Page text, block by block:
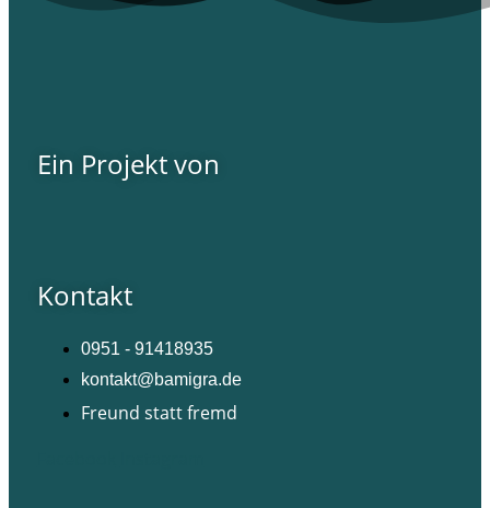
Ein Projekt von
Kontakt
0951 - 91418935
kontakt@bamigra.de
Freund statt fremd